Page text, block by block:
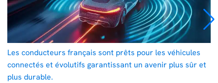
Les conducteurs français sont prêts pour les véhicules
connectés et évolutifs garantissant un avenir plus sûr et
plus durable.